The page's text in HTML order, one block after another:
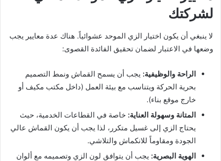
لشركتك
لا ينبغي أن يكون اختيار الزي الموحد عشوائياً. هناك عدة معايير يجب
وضعها في الاعتبار لضمان تحقيق الفائدة القصوى:
الراحة والوظيفية: يجب أن يسمح القماش ونمط التصميم
بحرية الحركة ويتناسب مع بيئة العمل (داخل مكتب مكيف أو
خارج موقع بناء).
المتانة وسهولة العناية: خاصة في القطاعات الخدمية، حيث
يحتاج الزي إلى غسيل متكرر، لذا يجب أن يكون القماش عالي
الجودة ومقاوماً للانكماش والتلاشي.
الهوية البصرية: يجب أن يتوافق لون الزي وتصميمه مع ألوان